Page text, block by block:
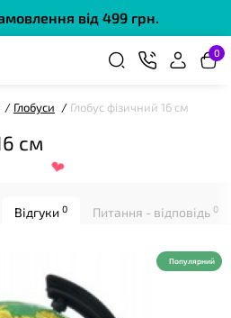
від 499 грн.
0
Глобуси Глобус фізичний 16 см
см
Відгуки 0 Питання - відповідь 0
Популярний